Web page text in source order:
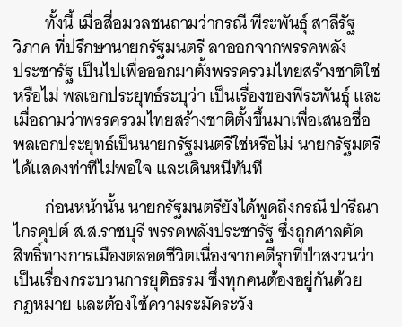
ทั้งนี้ เมื่อสื่อมวลชนถามว่ากรณี พีระพันธุ์ สาลีรัฐ
วิภาค ที่ปรึกษานายกรัฐมนตรี ลาออกจากพรรคพลัง
ประชารัฐ เป็นไปเพื่อออกมาตั้งพรรครวมไทยสร้างชาติใช่
หรือไม่ พลเอกประยุทธ์ระบุว่า เป็นเรื่องของพีระพันธุ์ และ
เมื่อถามว่าพรรครวมไทยสร้างชาติตั้งขึ้นมาเพื่อเสนอชื่อ
พลเอกประยุทธ์เป็นนายกรัฐมนตรีใช่หรือไม่ นายกรัฐมตรี
ได้แสดงท่าทีไม่พอใจ และเดินหนีทันที
ก่อนหน้านั้น นายกรัฐมนตรียังได้พูดถึงกรณี ปารีณา
ไกรคุปต์ ส.ส.ราชบุรี พรรคพลังประชารัฐ ซึ่งถูกศาลตัด
สิทธิ์ทางการเมืองตลอดชีวิตเนื่องจากคดีรุกที่ป่าสงวนว่า
เป็นเรื่องกระบวนการยุติธรรม ซึ่งทุกคนต้องอยู่กันด้วย
กฎหมาย และต้องใช้ความระมัดระวัง
ค้นหา